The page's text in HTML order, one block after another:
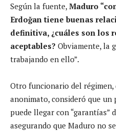
Según la fuente, Maduro
Erdoğan tiene buenas
definitiva, ¿cuáles son los
aceptables? Obviamente, la
trabajando en ello”.
Otro funcionario del régimen,
anonimato, consideró que
puede llegar con “garantías”
asegurando que Maduro no